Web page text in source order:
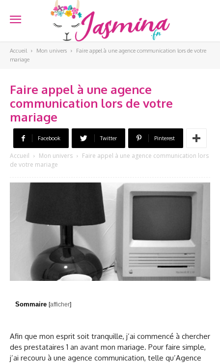
Accueil Mon univers
Faire appel à une agence communication lors de votre
mariage
Faire appel à une agence
communication lors de votre
mariage
Facebook Twitter Pinterest
Accueil Mon univers
Faire appel à une agence communication lors
de votre mariage
Sommaire [afficher]
Afin que mon esprit soit tranquille, j’ai commencé à chercher
des prestataires 1 an avant mon mariage. Pour faire simple,
j’ai recouru à une agence communication, telle qu’Agence